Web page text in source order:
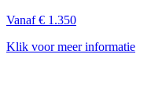
Vanaf € 1.350
Klik voor meer informatie